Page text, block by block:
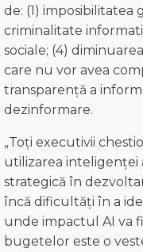
de: (1) imposibilitatea
criminalitate
sociale; (4)
care nu vor avea
transparență a
dezinformare.
„Toți executivii
utilizarea inteligenței
strategică în
încă dificultăți în a
unde impactul AI va
bugetelor este o